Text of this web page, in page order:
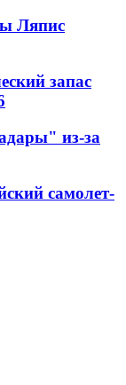
Ляпис
запас
из-за
самолет-